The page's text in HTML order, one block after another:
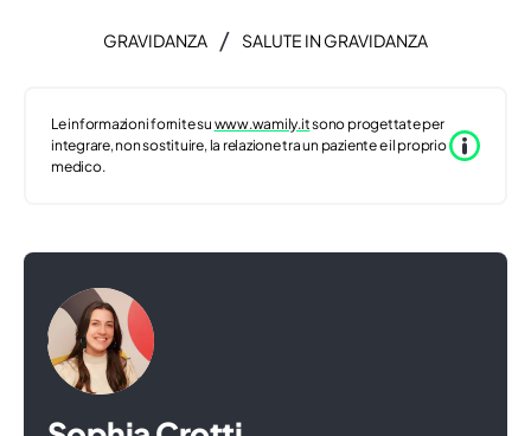
GRAVIDANZA / SALUTE IN GRAVIDANZA
Le informazioni fornite su www.wamily.itsono progettate per
integrare, non sostituire, la relazione tra un paziente e il proprio
medico.